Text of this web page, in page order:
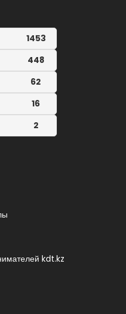
1453
448
62
16
2
kdt.kz